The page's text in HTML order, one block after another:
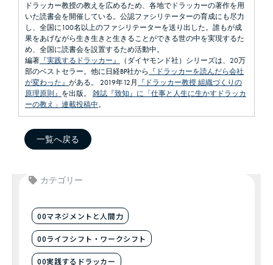
ドラッカー教授の教えを広めるため、各地でドラッカーの著作を用
いた読書会を開催している。公認ファシリテーターの育成にも尽力
し、全国に100名以上のファシリテーターを送り出した。誰もが成
果をあげながら生き生きと生きることができる世の中を実現するた
め、全国に読書会を設置するため活動中。
編著 『実践するドラッカー』
（ダイヤモンド社）シリーズは、20万
部のベストセラー。他に日経BP社から 『ドラッカーを読んだら会社
が変わった』 がある。 2019年12月 『ドラッカー教授 組織づくりの
原理原則』 を出版。 雑誌『致知』に「仕事と人生に生かすドラッカ
ーの教え」連載投稿中。
一覧へ戻る
カテゴリー
00マネジメントと人間力
00ライフシフト・ワークシフト
00実践するドラッカー